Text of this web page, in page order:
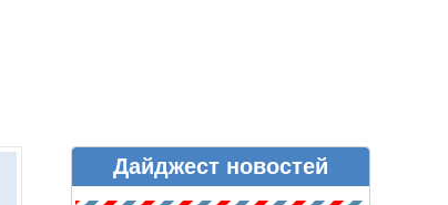
ДАЙДЖЕСТ НОВОСТЕЙДайджест новостей